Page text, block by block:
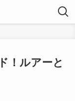
！ルアーと